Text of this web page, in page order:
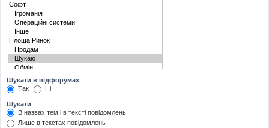
Шукати в підфорумах:
Так
Ні
Шукати:
В назвах тем і в тексті повідомлень
Лише в текстах повідомлень